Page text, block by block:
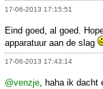
17-06-2013 17:15:51
Eind goed, al goed.
apparatuur aan de slag
17-06-2013 17:43:14
@venzje, haha ik dacht